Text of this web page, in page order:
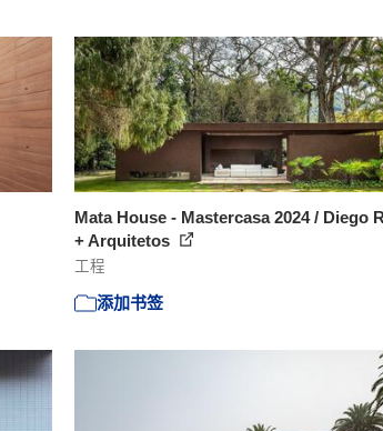
Mata House - Mastercasa 2024 / Diego
+ Arquitetos
工程
添加书签